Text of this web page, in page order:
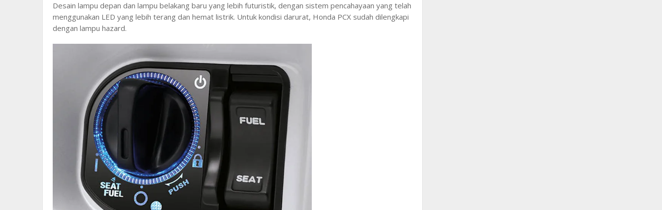
Desain lampu depan dan lampu belakang baru yang lebih futuristik, dengan sistem pencahayaan yang telah
menggunakan LED yang lebih terang dan hemat listrik. Untuk kondisi darurat, Honda PCX sudah dilengkapi
dengan lampu hazard.